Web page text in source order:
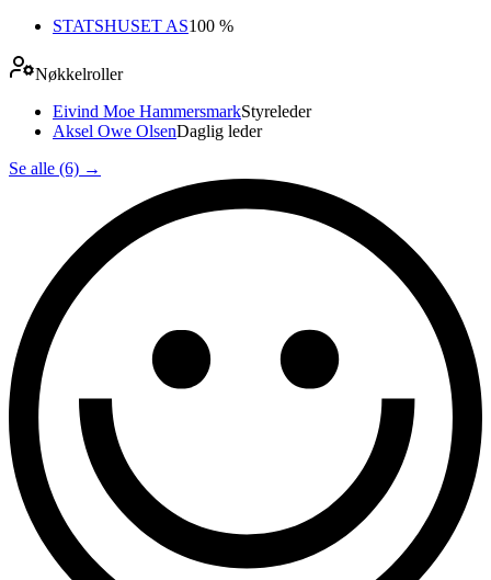
STATSHUSET AS100 %
Nøkkelroller
Eivind Moe HammersmarkStyreleder
Aksel Owe OlsenDaglig leder
Se alle (6) →